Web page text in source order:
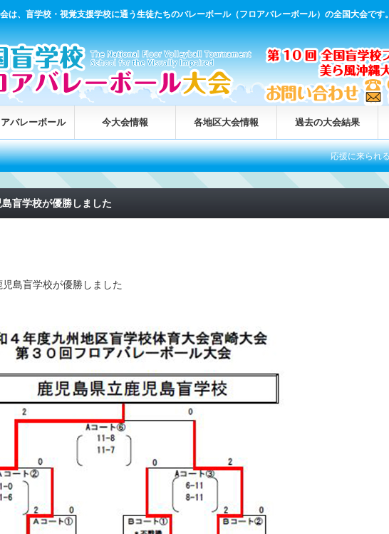
は、盲学校・視覚支援学校に通う生徒たちのバレーボール（フロアバレーボール）の全国大会です。
バレーボール 今大会情報 各地区大会情報 過去の大会結果
応援に来られる方へ
盲学校が優勝しました
島盲学校が優勝しました